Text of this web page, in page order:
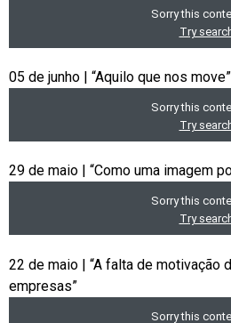
05 de junho | “Aquilo que nos move”
29 de maio | “Como uma imagem
22 de maio | “A falta de motivação
empresas”